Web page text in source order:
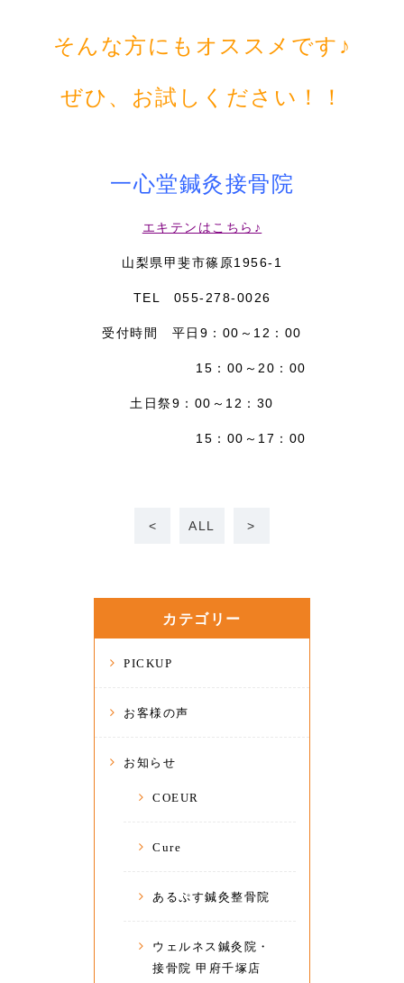
そんな方にもオススメです♪
ぜひ、お試しください！！
一心堂鍼灸接骨院
エキテンはこちら♪
山梨県甲斐市篠原1956-1
TEL 055-278-0026
受付時間 平日9：00～12：00
15：00～20：00
土日祭9：00～12：30
15：00～17：00
< ALL >
カテゴリー
PICKUP
お客様の声
お知らせ
COEUR
Cure
あるぷす鍼灸整骨院
ウェルネス鍼灸院・
接骨院 甲府千塚店